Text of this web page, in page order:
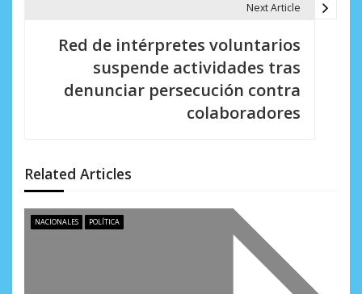
e
e
Next Article
Red de intérpretes voluntarios
suspende actividades tras
denunciar persecución contra
colaboradores
Related Articles
NACIONALES POLÍTICA